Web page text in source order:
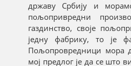
државу Србију и
пољопривредни
газдинство, своје
једну фабрику, то је
Пољопровредници мора
мој предлог је да се што